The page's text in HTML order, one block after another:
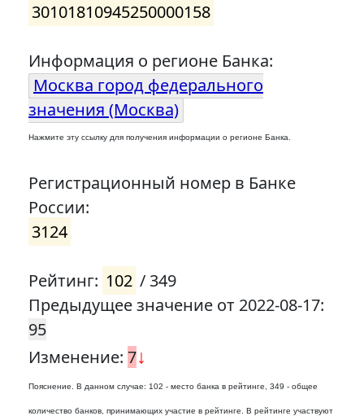
30101810945250000158
Информация о регионе Банка:
Москва город федерального
значения (Москва)
Нажмите эту ссылку для получения информации о регионе Банка.
Регистрационный номер в Банке
России:
3124
Рейтинг: 102 / 349
Предыдущее значение от 2022-08-17:
95
Изменение: 7↓
Пояснение. В данном случае: 102 - место банка в рейтинге, 349 - общее
количество банков, принимающих участие в рейтинге. В рейтинге участвуют